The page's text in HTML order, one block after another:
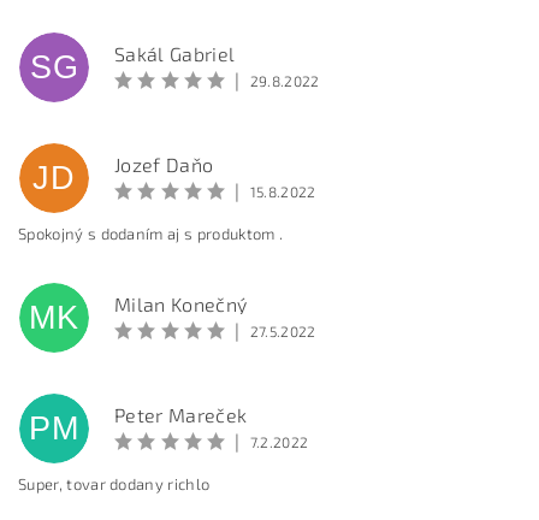
SG
Sakál Gabriel
|
29.8.2022
JD
Jozef Daňo
|
15.8.2022
Spokojný s dodaním aj s produktom .
MK
Milan Konečný
|
27.5.2022
PM
Peter Mareček
|
7.2.2022
Super, tovar dodany richlo